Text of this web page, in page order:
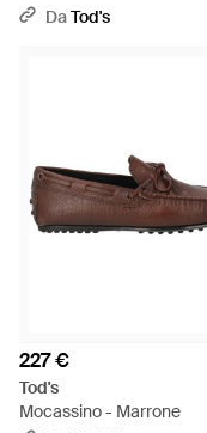
DaTod's
227 €
Tod's
Mocassino - Marrone